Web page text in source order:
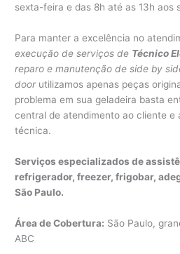
sexta-feira e das 8h até as 13h aos
Para manter a excelência no
execução de serviços de Técnico
reparo e manutenção de side by
door utilizamos apenas peças
problema em sua geladeira basta
central de atendimento ao cliente e
técnica.
Serviços especializados de
refrigerador, freezer, frigobar,
São Paulo.
Área de Cobertura: São Paulo,
ABC